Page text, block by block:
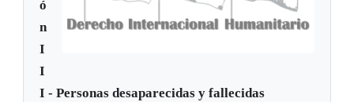
ó
n
I
I
I - Personas desaparecidas y fallecidas